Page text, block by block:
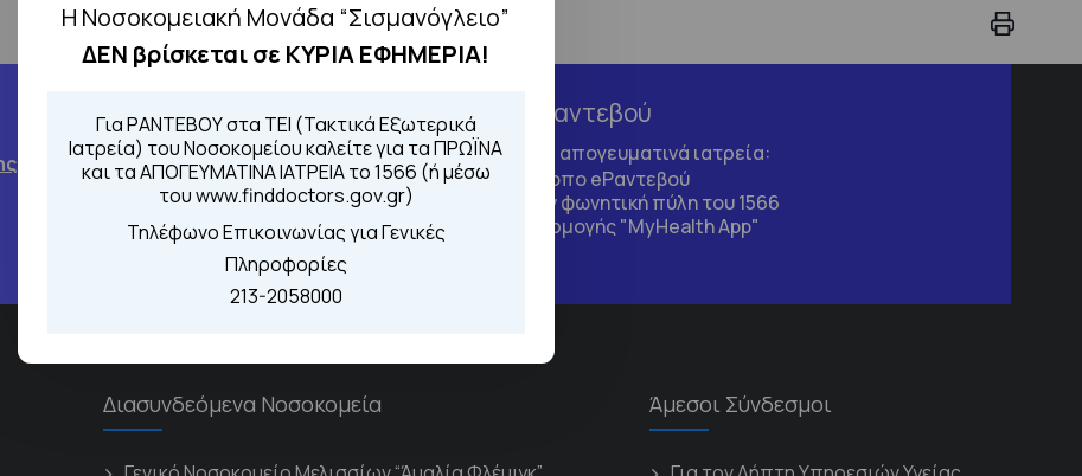
Η Νοσοκομειακή Μονάδα “Σισμανόγλειο”
ΔΕΝ βρίσκεται σε ΚΥΡΙΑ ΕΦΗΜΕΡΙΑ!
Για ΡΑΝΤΕΒΟΥ στα ΤΕΙ (Τακτικά Εξωτερικά
Ιατρεία) του Νοσοκομείου καλείτε για τα ΠΡΩΪΝΑ
και τα ΑΠΟΓΕΥΜΑΤΙΝΑ ΙΑΤΡΕΙΑ το 1566 (ή μέσω
του www.finddoctors.gov.gr)
Τηλέφωνο Επικοινωνίας για Γενικές
Πληροφορίες
213-2058000
Περιοχής
Τηλέφωνα για Ραντεβού
Για τα πρωινά και τα απογευματινά ιατρεία:
Από τον ιστότοποeΡαντεβού
Καλώντας στην φωνητική πύλη του 1566
Μέσω της εφαρμογής "MyHealth App"
Διασυνδεόμενα Νοσοκομεία Άμεσοι Σύνδεσμοι